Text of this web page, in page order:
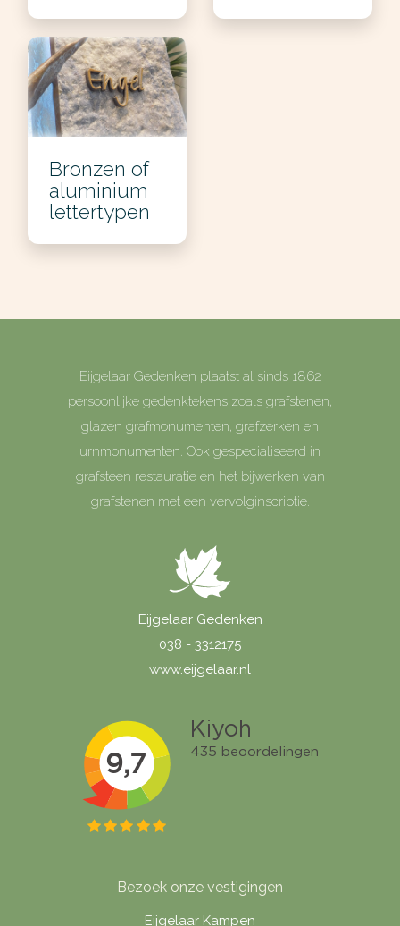
Bronzen of
aluminium
lettertypen
Eijgelaar Gedenken plaatst al sinds 1862
persoonlijke gedenktekens zoals grafstenen,
glazen grafmonumenten, grafzerken en
urnmonumenten. Ook gespecialiseerd in
grafsteen restauratie en het bijwerken van
grafstenen met een vervolginscriptie.
Eijgelaar Gedenken
038 - 3312175
www.eijgelaar.nl
Bezoek onze vestigingen
Eijgelaar Kampen